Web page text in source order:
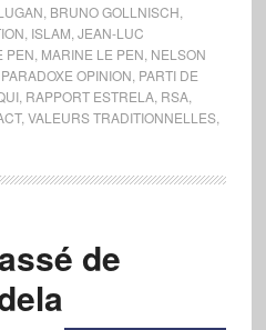
BRUNO GOLLNISCH
ISLAM JEAN-LUC
PEN MARINE LE PEN NELSON
PARADOXE OPINION PARTI DE
, RAPPORT ESTRELA, RSA,
, VALEURS TRADITIONNELLES,
de